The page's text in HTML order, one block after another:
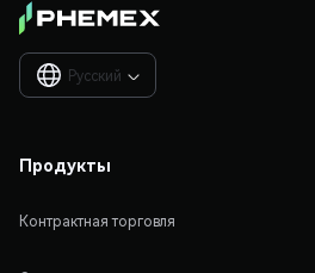
Русский 
Продукты
Контрактная торговля